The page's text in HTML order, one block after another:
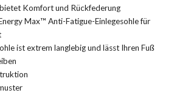
Komfort und Rückfederung
Max™ Anti-Fatigue-Einlegesohle für
ist extrem langlebig und lässt Ihren Fuß